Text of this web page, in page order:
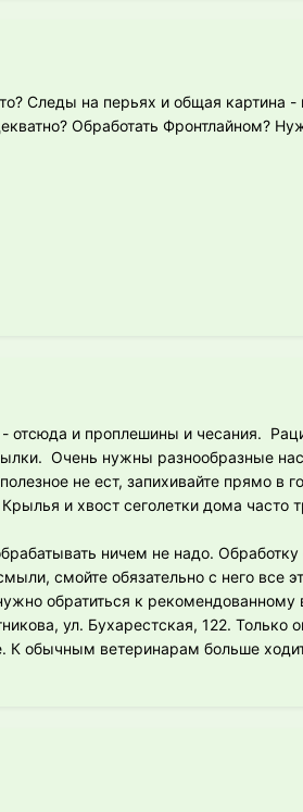
Следы на перьях и общая картина
Обработать Фронтлайном?
отсюда и проплешины и чесания.
Очень нужны разнообразные
не ест, запихивайте прямо в
и хвост сеголетки дома часто
ничем не надо. Обработку
смойте обязательно с него все
обратиться к рекомендованному
ул. Бухарестская, 122. Только
К обычным ветеринарам больше